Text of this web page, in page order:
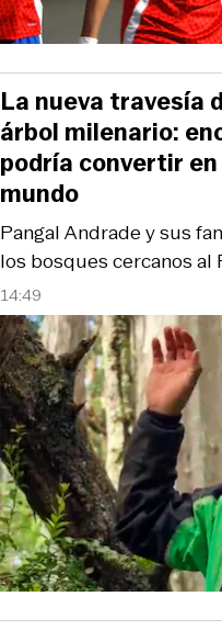
14:49
Pangal Andrade y sus
los bosques cercanos
La nueva travesía
árbol milenario:
podría convertir
mundo